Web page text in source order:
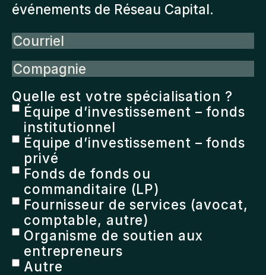
événements de Réseau Capital.
Courriel
Compagnie
Quelle est votre spécialisation ?
Équipe d’investissement – fonds
institutionnel
Équipe d’investissement – fonds
privé
Fonds de fonds ou
commanditaire (LP)
Fournisseur de services (avocat,
comptable, autre)
Organisme de soutien aux
entrepreneurs
Autre